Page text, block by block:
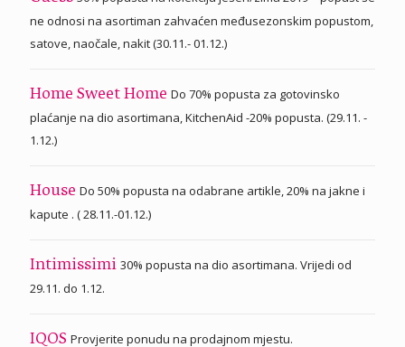
ne odnosi na asortiman zahvaćen međusezonskim popustom,
satove, naočale, nakit (30.11.- 01.12.)
Home Sweet Home Do 70% popusta za gotovinsko
plaćanje na dio asortimana, KitchenAid -20% popusta. (29.11. -
1.12.)
House Do 50% popusta na odabrane artikle, 20% na jakne i
kapute . ( 28.11.-01.12.)
Intimissimi 30% popusta na dio asortimana. Vrijedi od
29.11. do 1.12.
IQOS Provjerite ponudu na prodajnom mjestu.